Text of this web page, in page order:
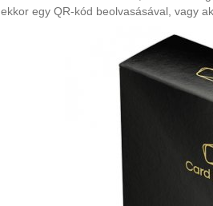
ekkor egy QR-kód beolvasásával, vagy